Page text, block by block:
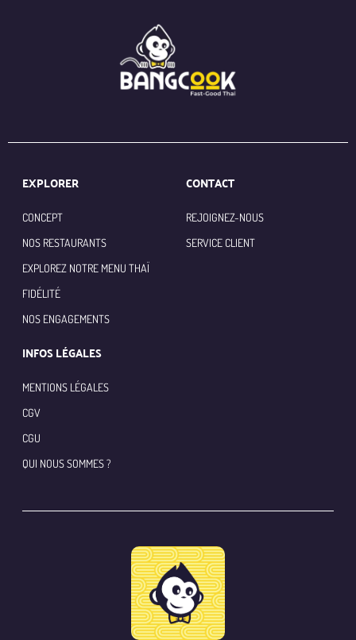
EXPLORER
CONCEPT
NOS RESTAURANTS
EXPLOREZ NOTRE MENU THAÏ
FIDÉLITÉ
NOS ENGAGEMENTS
CONTACT
REJOIGNEZ-NOUS
SERVICE CLIENT
INFOS LÉGALES
MENTIONS LÉGALES
CGV
CGU
QUI NOUS SOMMES ?